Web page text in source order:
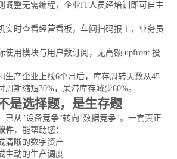
调整无需编程，企业IT人员经培训即可自主
实时查看经营看板，车间扫码报工，业务员
使用模块与用户数订阅，无高额 upfront 投
生产企业上线6个月后，库存周转天数从45
周期缩短30%，呆滞库存减少60%。
是选择题，是生存题
已从"设备竞争"转向"数据竞争"。一套真正
件，能帮助您：
清晰的数字资产
主动的生产调度